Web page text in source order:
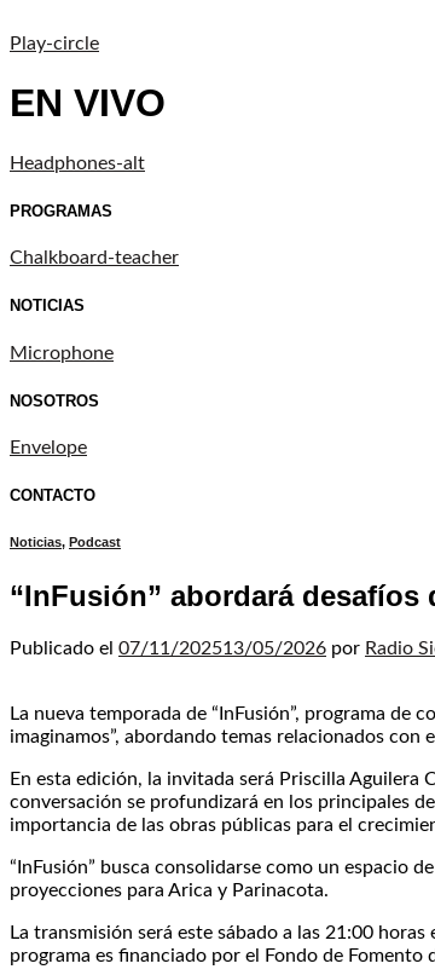
Play-circle
EN VIVO
Headphones-alt
PROGRAMAS
Chalkboard-teacher
NOTICIAS
Microphone
NOSOTROS
Envelope
CONTACTO
Noticias, Podcast
“InFusión” abordará
Publicado el 07/11/202513/05/2026 por Radio
La nueva temporada de “InFusión”, programa
imaginamos”, abordando temas relacionados
En esta edición, la invitada será Priscilla
conversación se profundizará en los principales
importancia de las obras públicas para el
“InFusión” busca consolidarse como un espacio
proyecciones para Arica y Parinacota.
La transmisión será este sábado a las 21:00
programa es financiado por el Fondo de